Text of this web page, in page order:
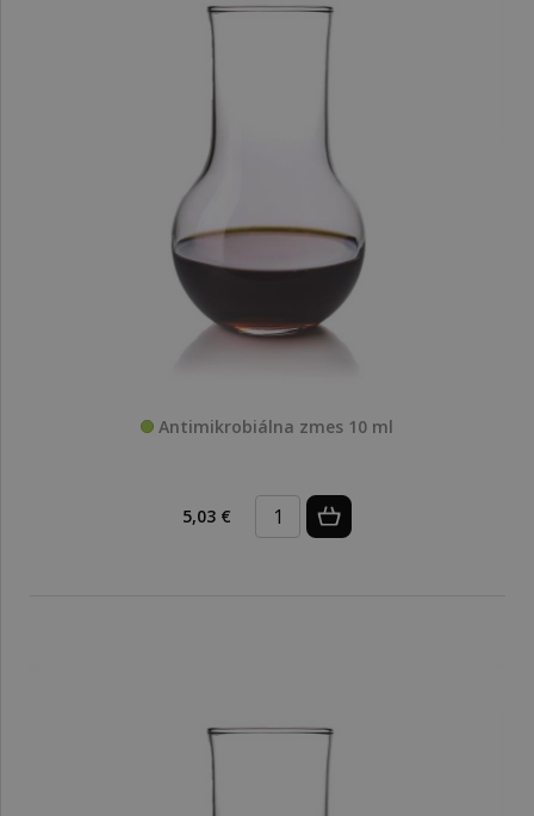
Antimikrobiálna zmes 10 ml
5,03 €